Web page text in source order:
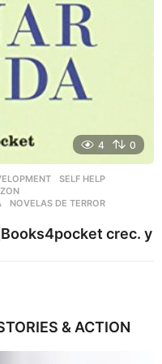
4 0
,SELF HELP
,NOVELAS DE TERROR
crec. y
& ACTION